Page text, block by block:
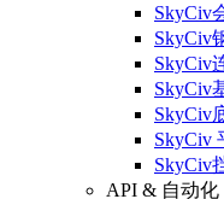
SkyCiv
SkyCiv
SkyCiv
SkyCiv
SkyCiv
SkyCiv
SkyCiv
API & 自动化